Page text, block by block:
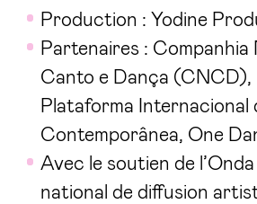
Production : Yodine
Partenaires : Companhia
Canto e Dança (CNCD),
Plataforma Internacional
Contemporânea, One
Avec le soutien de
national de diffusion